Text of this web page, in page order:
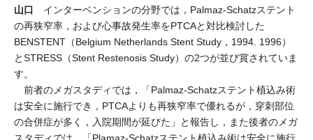
山口 インターベンションの分野では，Palmaz-Schatzステント
の再狭窄率，および心事故発生率をPTCAと対比検討した
BENSTENT（Belgium Netherlands Stent Study，1994. 1996）
とSTRESS（Stent Restenosis Study）の2つが並び賞されていま
す。
前者のメガスタディでは，「Palmaz-Schatzステント植込み術
は安全に施行でき，PTCAよりも再狭窄率で優れるが，穿刺部位
の合併症が多く，入院期間が延びた」と報告し，また後者のメガ